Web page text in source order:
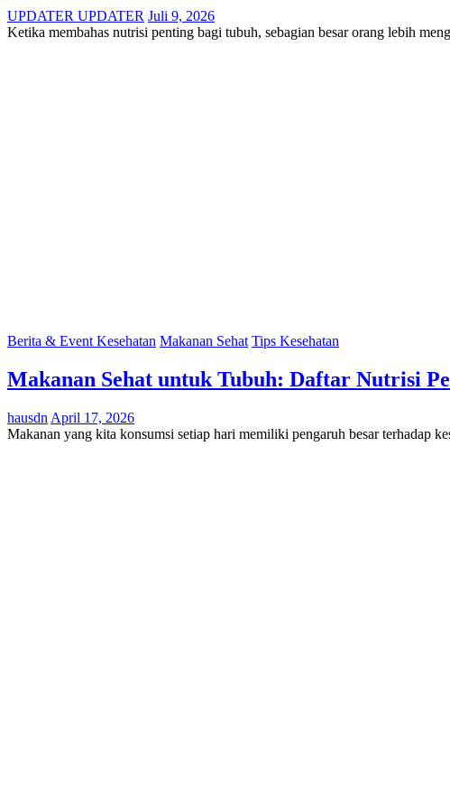
UPDATER UPDATER Juli 9, 2026
Ketika membahas nutrisi penting bagi tubuh, sebagian besar orang lebih
Berita & Event Kesehatan Makanan Sehat Tips Kesehatan
Makanan Sehat untuk Tubuh: Daftar Nutrisi
hausdn April 17, 2026
Makanan yang kita konsumsi setiap hari memiliki pengaruh besar terhadap